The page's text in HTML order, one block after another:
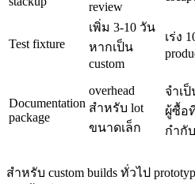
review
Test fixture
เพิ่ม 3-10 วัน
หากเป็น
custom
เร่ง
Documentation
package
overhead
สำหรับ lot
ขนาดเล็ก
จำเ
ผู้ซื้อ
กำกับ
สำหรับ custom builds ทั่วไป